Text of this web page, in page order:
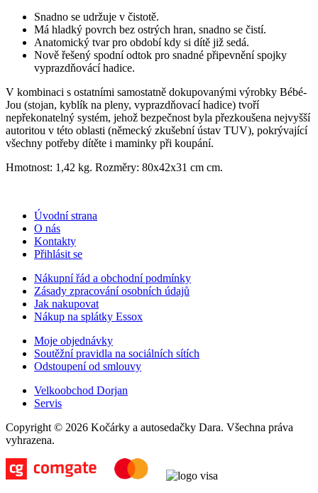
Snadno se udržuje v čistotě.
Má hladký povrch bez ostrých hran, snadno se čistí.
Anatomický tvar pro období kdy si dítě již sedá.
Nově řešený spodní odtok pro snadné připevnění spojky
vyprazdňovácí hadice.
V kombinaci s ostatními samostatně dokupovanými výrobky Bébé-
Jou (stojan, kyblík na pleny, vyprazdňovací hadice) tvoří
nepřekonatelný systém, jehož bezpečnost byla přezkoušena nejvyšší
autoritou v této oblasti (německý zkušební ústav TUV), pokrývající
všechny potřeby dítěte i maminky při koupání.
Hmotnost: 1,42 kg. Rozměry: 80x42x31 cm cm.
Úvodní strana
O nás
Kontakty
Přihlásit se
Nákupní řád a obchodní podmínky
Zásady zpracování osobních údajů
Jak nakupovat
Nákup na splátky Essox
Moje objednávky
Soutěžní pravidla na sociálních sítích
Odstoupení od smlouvy
Velkoobchod Dorjan
Servis
Copyright © 2026 Kočárky a autosedačky Dara. Všechna práva
vyhrazena.